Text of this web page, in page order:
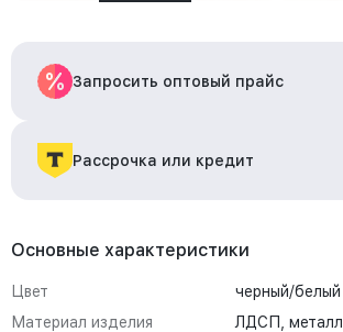
Запросить оптовый прайс
Рассрочка или кредит
Основные характеристики
Цвет
черный/белый
Материал изделия
ЛДСП, металл